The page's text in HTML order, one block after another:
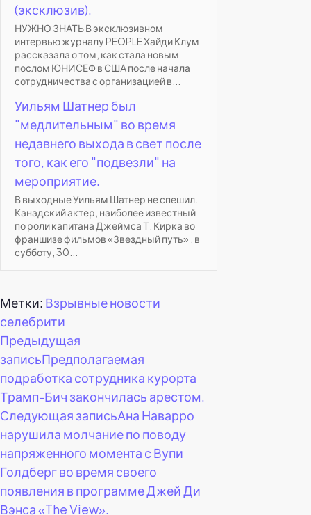
(эксклюзив).
НУЖНО ЗНАТЬ В эксклюзивном
интервью журналу PEOPLE Хайди Клум
рассказала о том, как стала новым
послом ЮНИСЕФ в США после начала
сотрудничества с организацией в...
Уильям Шатнер был
"медлительным" во время
недавнего выхода в свет после
того, как его "подвезли" на
мероприятие.
В выходные Уильям Шатнер не спешил.
Канадский актер, наиболее известный
по роли капитана Джеймса Т. Кирка во
франшизе фильмов «Звездный путь» , в
субботу, 30...
Метки: Взрывные новости
селебрити
Навигация
по
записям
Предыдущая
записьПредполагаемая
подработка сотрудника курорта
Трамп-Бич закончилась арестом.
Следующая записьАна Наварро
нарушила молчание по поводу
напряженного момента с Вупи
Голдберг во время своего
появления в программе Джей Ди
Вэнса «The View».